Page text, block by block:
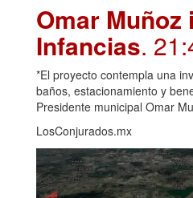
Omar
Infancias.
*El proyecto contempla una
baños, estacionamiento y
Presidente municipal Omar
LosConjurados.mx